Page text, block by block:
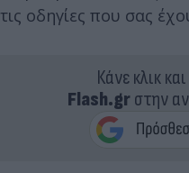
τις οδηγίες που σας
Κάνε κλικ
Flash.grστην